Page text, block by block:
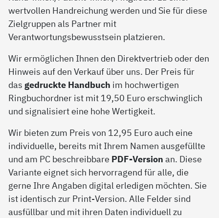
wertvollen Handreichung werden und Sie für diese
Zielgruppen als Partner mit
Verantwortungsbewusstsein platzieren.
Wir ermöglichen Ihnen den Direktvertrieb oder den
Hinweis auf den Verkauf über uns. Der Preis für
das gedruckte Handbuch im hochwertigen
Ringbuchordner ist mit 19,50 Euro erschwinglich
und signalisiert eine hohe Wertigkeit.
Wir bieten zum Preis von 12,95 Euro auch eine
individuelle, bereits mit Ihrem Namen ausgefüllte
und am PC beschreibbare PDF-Version an. Diese
Variante eignet sich hervorragend für alle, die
gerne Ihre Angaben digital erledigen möchten. Sie
ist identisch zur Print-Version. Alle Felder sind
ausfüllbar und mit ihren Daten individuell zu